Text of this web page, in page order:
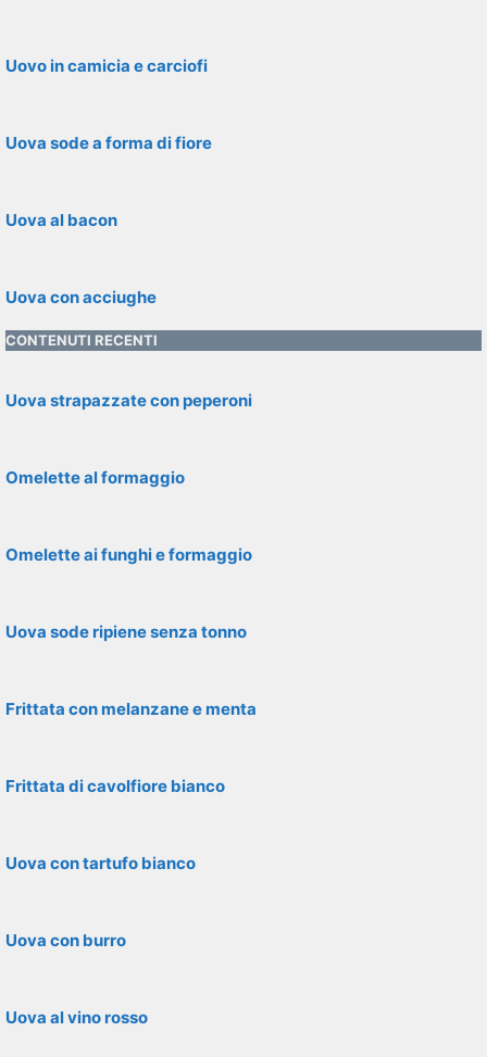
Uovo in camicia e carciofi
Uova sode a forma di fiore
Uova al bacon
Uova con acciughe
CONTENUTI RECENTI
Uova strapazzate con peperoni
Omelette al formaggio
Omelette ai funghi e formaggio
Uova sode ripiene senza tonno
Frittata con melanzane e menta
Frittata di cavolfiore bianco
Uova con tartufo bianco
Uova con burro
Uova al vino rosso